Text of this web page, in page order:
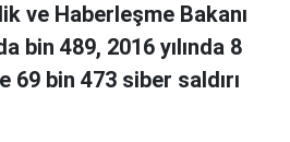
ve Haberleşme Bakanı
bin 489, 2016 yılında 8
69 bin 473 siber saldırı